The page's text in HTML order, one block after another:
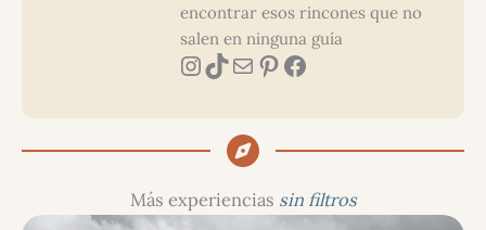
encontrar esos rincones que no
salen en ninguna guía
Instagram
TikTok
Correo electrónico
Pinterest
Facebook
Más experiencias sin filtros